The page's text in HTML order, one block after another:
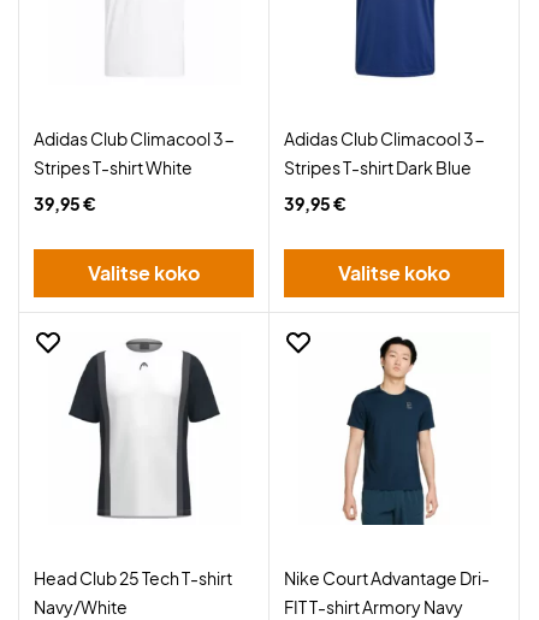
Adidas Club Climacool 3-
Stripes T-shirt White
39,95 €
Valitse koko
Adidas Club Climacool 3-
Stripes T-shirt Dark Blue
39,95 €
Valitse koko
Head Club 25 Tech T-shirt
Navy/White
Nike Court Advantage Dri-
FIT T-shirt Armory Navy